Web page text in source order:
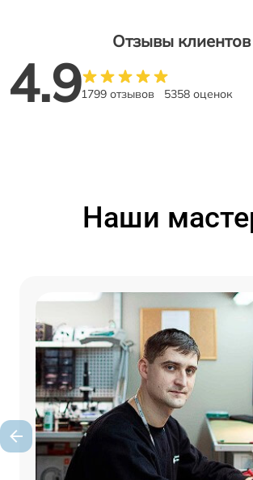
Отзывы клиентов
4.91799 отзывов 5358 оценок
Наши